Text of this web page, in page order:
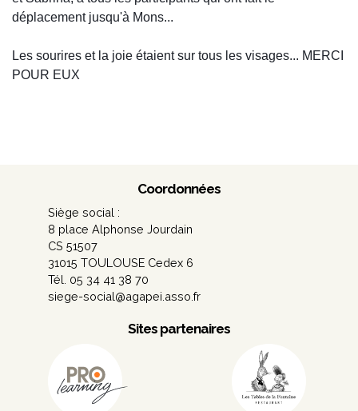
déplacement jusqu'à Mons...
Les sourires et la joie étaient sur tous les visages... MERCI
POUR EUX
Coordonnées
Siège social :
8 place Alphonse Jourdain
CS 51507
31015 TOULOUSE Cedex 6
Tél. 05 34 41 38 70
siege-social@agapei.asso.fr
Sites partenaires